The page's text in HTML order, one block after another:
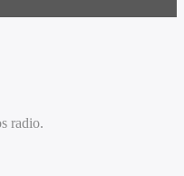
radio.